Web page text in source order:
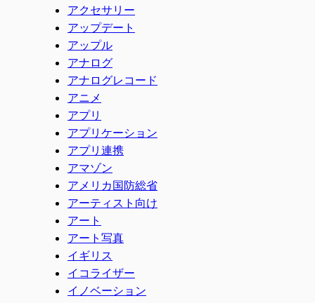
アクセサリー
アップデート
アップル
アナログ
アナログレコード
アニメ
アプリ
アプリケーション
アプリ連携
アマゾン
アメリカ国防総省
アーティスト向け
アート
アート写真
イギリス
イコライザー
イノベーション